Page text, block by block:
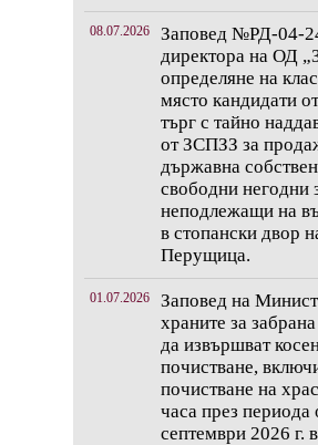
08.07.2026
Заповед №РД-04-
директора на ОД
определяне на
място кандидати
търг с тайно
от ЗСПЗЗ за
държавна
свободни негодни
неподлежащи на
в стопански двор
Перущица.
01.07.2026
Заповед на
храните за
да извършват
почистване,
почистване на
часа през
септември 2026 г.